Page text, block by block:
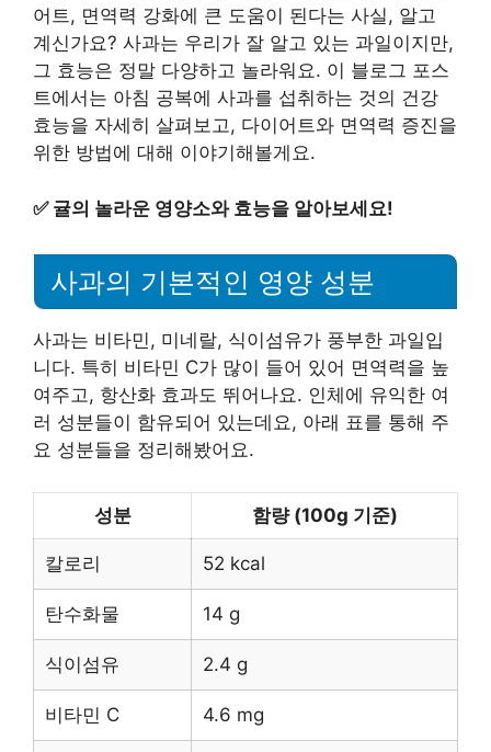
어트, 면역력 강화에 큰 도움이 된다는 사실, 알고
계신가요? 사과는 우리가 잘 알고 있는 과일이지만,
그 효능은 정말 다양하고 놀라워요. 이 블로그 포스
트에서는 아침 공복에 사과를 섭취하는 것의 건강
효능을 자세히 살펴보고, 다이어트와 면역력 증진을
위한 방법에 대해 이야기해볼게요.
✅ 귤의 놀라운 영양소와 효능을 알아보세요!
사과의 기본적인 영양 성분
사과는 비타민, 미네랄, 식이섬유가 풍부한 과일입
니다. 특히 비타민 C가 많이 들어 있어 면역력을 높
여주고, 항산화 효과도 뛰어나요. 인체에 유익한 여
러 성분들이 함유되어 있는데요, 아래 표를 통해 주
요 성분들을 정리해봤어요.
성분 함량 (100g 기준)
칼로리 52 kcal
탄수화물 14 g
식이섬유 2.4 g
비타민 C 4.6 mg